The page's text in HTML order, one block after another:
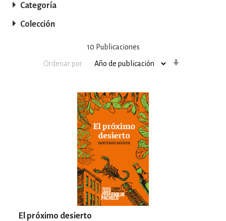
10 Publicaciones
Ordenar por
El próximo desierto
Categoría
Colección